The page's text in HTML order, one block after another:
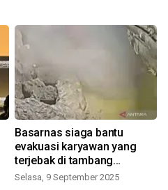
Basarnas siaga bantu
evakuasi karyawan yang
terjebak di tambang
Freeport
Selasa, 9 September 2025